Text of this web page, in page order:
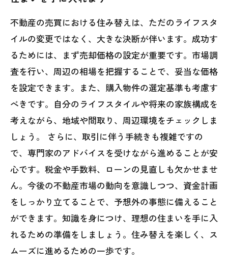
不動産の売買における住み替えは、ただのライフスタ
イルの変更ではなく、大きな決断が伴います。成功す
るためには、まず売却価格の設定が重要です。市場調
査を行い、周辺の相場を把握することで、妥当な価格
を設定できます。また、購入物件の選定基準も考慮す
べきです。自分のライフスタイルや将来の家族構成を
考えながら、地域や間取り、周辺環境をチェックしま
しょう。 さらに、取引に伴う手続きも複雑ですの
で、専門家のアドバイスを受けながら進めることが安
心です。税金や手数料、ローンの見直しも欠かせませ
ん。今後の不動産市場の動向を意識しつつ、資金計画
をしっかり立てることで、予想外の事態に備えること
ができます。知識を身につけ、理想の住まいを手に入
れるための準備をしましょう。住み替えを楽しく、ス
ムーズに進めるための一歩です。